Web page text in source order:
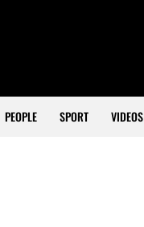
PEOPLE SPORT VIDEOS